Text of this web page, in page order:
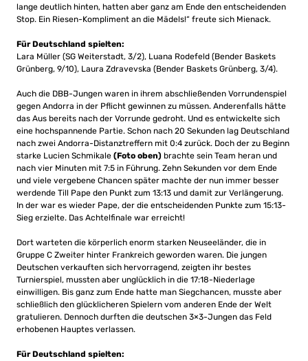
lange deutlich hinten, hatten aber ganz am Ende den entscheidenden
Stop. Ein Riesen-Kompliment an die Mädels!“ freute sich Mienack.
Für Deutschland spielten:
Lara Müller (SG Weiterstadt, 3/2), Luana Rodefeld (Bender Baskets
Grünberg, 9/10), Laura Zdravevska (Bender Baskets Grünberg, 3/4).
Auch die DBB-Jungen waren in ihrem abschließenden Vorrundenspiel
gegen Andorra in der Pflicht gewinnen zu müssen. Anderenfalls hätte
das Aus bereits nach der Vorrunde gedroht. Und es entwickelte sich
eine hochspannende Partie. Schon nach 20 Sekunden lag Deutschland
nach zwei Andorra-Distanztreffern mit 0:4 zurück. Doch der zu Beginn
starke Lucien Schmikale (Foto oben) brachte sein Team heran und
nach vier Minuten mit 7:5 in Führung. Zehn Sekunden vor dem Ende
und viele vergebene Chancen später machte der nun immer besser
werdende Till Pape den Punkt zum 13:13 und damit zur Verlängerung.
In der war es wieder Pape, der die entscheidenden Punkte zum 15:13-
Sieg erzielte. Das Achtelfinale war erreicht!
Dort warteten die körperlich enorm starken Neuseeländer, die in
Gruppe C Zweiter hinter Frankreich geworden waren. Die jungen
Deutschen verkauften sich hervorragend, zeigten ihr bestes
Turnierspiel, mussten aber unglücklich in die 17:18-Niederlage
einwilligen. Bis ganz zum Ende hatte man Siegchancen, musste aber
schließlich den glücklicheren Spielern vom anderen Ende der Welt
gratulieren. Dennoch durften die deutschen 3×3-Jungen das Feld
erhobenen Hauptes verlassen.
Für Deutschland spielten: